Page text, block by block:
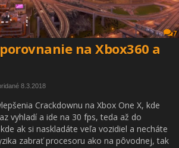
7
na Xbox360 a
8.3.2018
Crackdownu na Xbox One X, kde
vyhladí a ide na 30 fps, teda až do
ak si naskladáte veľa vozidiel a necháte
zabrať procesoru ako na pôvodnej, tak